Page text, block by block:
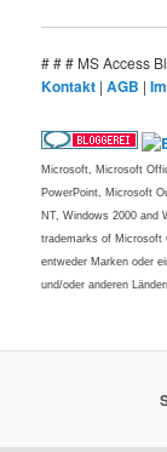
# # # MS Access
Kontakt |AGB |
Microsoft, Microsoft
PowerPoint, Microsoft
NT, Windows 2000 and
trademarks of Microsoft
entweder Marken oder
und/oder anderen